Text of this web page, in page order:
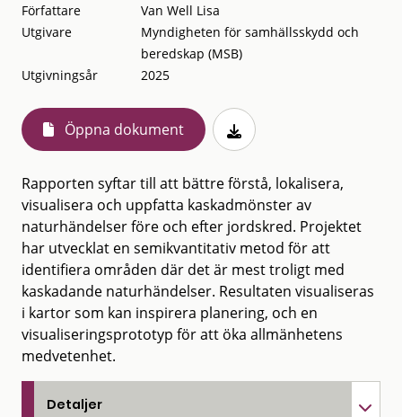
Författare
Van Well Lisa
Utgivare
Myndigheten för samhällsskydd och
beredskap (MSB)
Utgivningsår
2025
Öppna dokument
Rapporten syftar till att bättre förstå, lokalisera,
visualisera och uppfatta kaskadmönster av
naturhändelser före och efter jordskred. Projektet
har utvecklat en semikvantitativ metod för att
identifiera områden där det är mest troligt med
kaskadande naturhändelser. Resultaten visualiseras
i kartor som kan inspirera planering, och en
visualiseringsprototyp för att öka allmänhetens
medvetenhet.
Detaljer